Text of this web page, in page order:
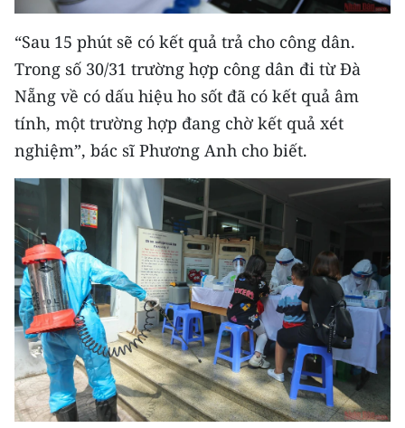
“Sau 15 phút sẽ có kết quả trả cho công dân.
Trong số 30/31 trường hợp công dân đi từ Đà
Nẵng về có dấu hiệu ho sốt đã có kết quả âm
tính, một trường hợp đang chờ kết quả xét
nghiệm”, bác sĩ Phương Anh cho biết.